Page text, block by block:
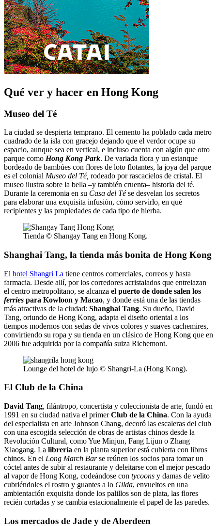
Qué ver y hacer en Hong Kong
Museo del Té
La ciudad se despierta temprano. El cemento ha poblado cada metro
cuadrado de la isla con gracejo dejando que el verdor ocupe su
espacio, aunque sea en vertical, e incluso cuenta con algún que otro
parque como Hong Kong Park. De variada flora y un estanque
bordeado de bambúes con flores de loto flotantes, la joya del parque
es el colonial Museo del Té, rodeado por rascacielos de cristal. El
museo ilustra sobre la bella –y también cruenta– historia del té.
Durante la ceremonia en su Casa del Tése desvelan los secretos
para elaborar una exquisita infusión, cómo servirlo, en qué
recipientes y las propiedades de cada tipo de hierba.
Tienda © Shangay Tang en Hong Kong.
Shanghai Tang, la tienda más bonita de Hong Kong
El hotel Shangri La tiene centros comerciales, correos y hasta
farmacia. Desde allí, por los corredores acristalados que entrelazan
el centro metropolitano, se alcanza el puerto de donde salen los
ferries para Kowloon y Macao, y donde está una de las tiendas
más atractivas de la ciudad: Shanghai Tang. Su dueño, David
Tang, oriundo de Hong Kong, adapta el diseño oriental a los
tiempos modernos con sedas de vivos colores y suaves cachemires,
convirtiendo su ropa y su tienda en un clásico de Hong Kong que en
2006 fue adquirida por la compañía suiza Richemont.
Lounge del hotel de lujo © Shangri-La (Hong Kong).
El Club de la China
David Tang, filántropo, concertista y coleccionista de arte, fundó en
1991 en su ciudad nativa el primerClub de la China. Con la ayuda
del especialista en arte Johnson Chang, decoró las escaleras del club
con una escogida selección de obras de artistas chinos desde la
Revolución Cultural, como Yue Minjun, Fang Lijun o Zhang
Xiaogang. La librería en la planta superior está cubierta con libros
chinos. En el Long March Barse reúnen los socios para tomar un
cóctel antes de subir al restaurante y deleitarse con el mejor pescado
al vapor de Hong Kong, codeándose con tycoons y damas de velito
cubriéndoles el rostro y guantes a lo Gilda, envueltos en una
ambientación exquisita donde los palillos son de plata, las flores
recién cortadas y se cambia estacionalmente el papel de las paredes.
Los mercados de Jade y de Aberdeen